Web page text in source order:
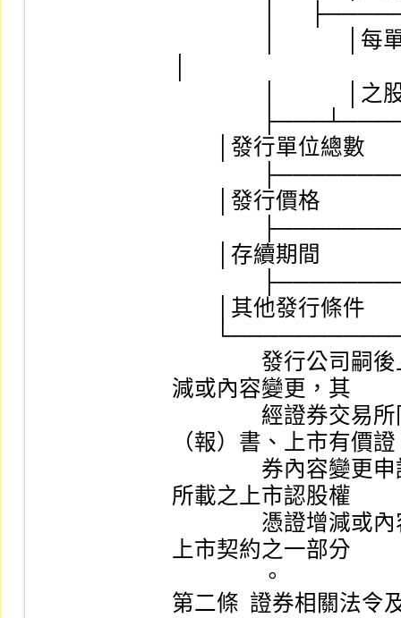
│
│　　　│每單位
│　　　│之股數
發行公司嗣後上
減或內容變更，其
經證券交易所同
（報）書、上市有價證
券內容變更申請
所載之上市認股權
憑證增減或內容
上市契約之一部分
。
第二條  證券相關法令